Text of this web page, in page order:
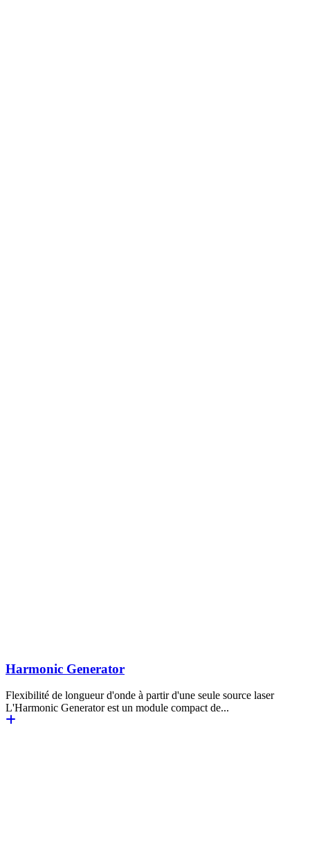
Harmonic Generator
Flexibilité de longueur d'onde à partir d'une seule source laser
L'Harmonic Generator est un module compact de...